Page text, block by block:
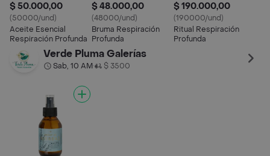
$ 50.000,00
(50000/und)
Aceite Esencial
Respiración Profunda
$ 48.000,00
(48000/und)
Bruma Respiración
Profunda
$ 190.000,00
(190000/und)
Ritual Respiración
Profunda
Verde Pluma Galerías
Sab, 10 AM• $ 3500